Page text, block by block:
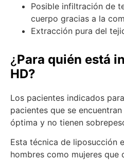
Posible infiltración de
cuerpo gracias a la
Extracción pura del
¿Para quién está
HD?
Los pacientes indicados
pacientes que se
óptima y no tienen
Esta técnica de liposucción
hombres como mujeres que